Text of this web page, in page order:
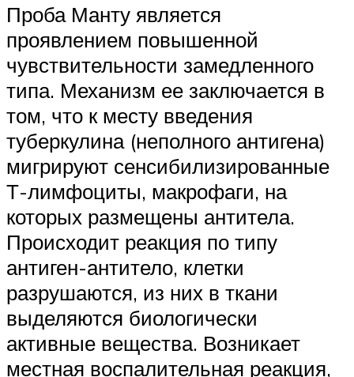
Проба Манту является
проявлением повышенной
чувствительности замедленного
типа. Механизм ее заключается в
том, что к месту введения
туберкулина (неполного антигена)
мигрируют сенсибилизированные
Т-лимфоциты, макрофаги, на
которых размещены антитела.
Происходит реакция по типу
антиген-антитело, клетки
разрушаются, из них в ткани
выделяются биологически
активные вещества. Возникает
местная воспалительная реакция,